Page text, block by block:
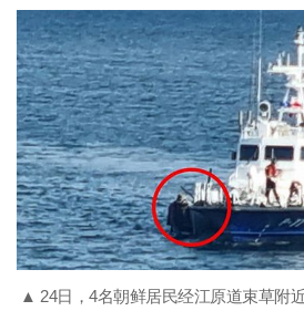
▲ 24日，4名朝鲜居民经江原道束草附